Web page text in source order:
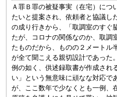
Ａ罪Ｂ罪の被疑事実（在宅）につ
たいと提案され、依頼者と協議し
の成り行きから、「取調室のすぐ
たが、コロナの関係なのか、取調
たものだから、ものの２メートル
が全て聞こえる親切設計であった。
例の如く、供述録取書が作成され
い」という無意味に頑なな対応で
が、ここ数年で少なくとも一例、